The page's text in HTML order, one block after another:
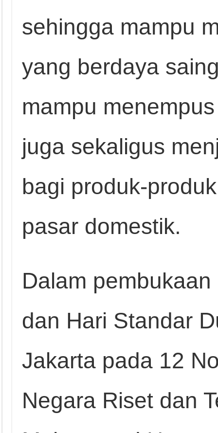
sehingga mampu
yang berdaya
mampu
juga sekaligus
bagi produk-
pasar domestik.
Dalam
dan Hari Standar
Jakarta pada 12
Negara Riset dan